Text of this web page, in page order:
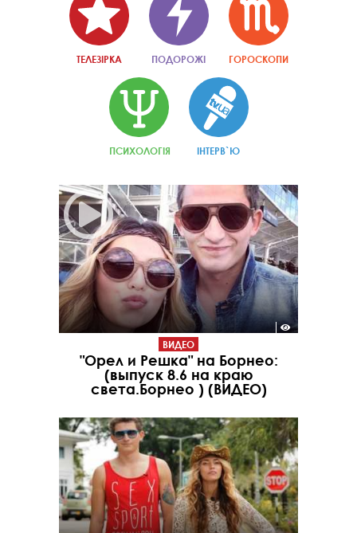
ТЕЛЕЗІРКА ПОДОРОЖІ ГОРОСКОПИ
ПСИХОЛОГІЯ ІНТЕРВ`Ю
ВИДЕО
"Орел и Решка" на Борнео:
(выпуск 8.6 на краю
света.Борнео ) (ВИДЕО)